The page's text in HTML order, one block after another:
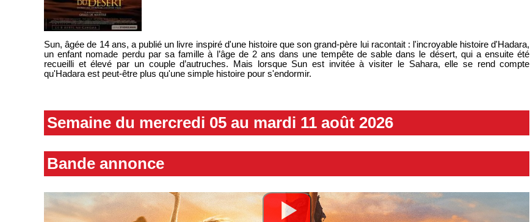
Sun, âgée de 14 ans, a publié un livre inspiré d'une histoire que son grand-père lui racontait : l'incroyable histoire d'Hadara,
un enfant nomade perdu par sa famille à l’âge de 2 ans dans une tempête de sable dans le désert, qui a ensuite été
recueilli et élevé par un couple d’autruches. Mais lorsque Sun est invitée à visiter le Sahara, elle se rend compte
qu'Hadara est peut-être plus qu'une simple histoire pour s'endormir.
Semaine du mercredi 05 au mardi 11 août 2026
Bande annonce